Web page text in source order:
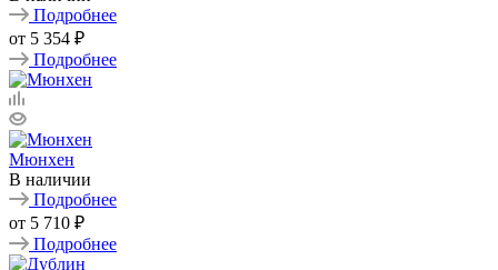
Подробнее
от 5 354 ₽
Подробнее
Мюнхен
В наличии
Подробнее
от 5 710 ₽
Подробнее